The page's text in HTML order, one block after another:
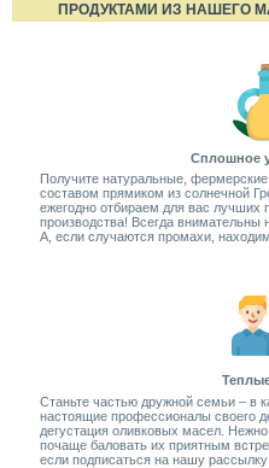
ПРОДУКТАМИ ИЗ НАШЕГО
Сплошное
Получите натуральные,
составом прямиком из солнечной
ежегодно отбираем для вас лучших
производства! Всегда внимательны
А, если случаются промахи,
Станьте частью дружной семьи – в
настоящие профессионалы своего
дегустация оливковых масел.
почаще баловать их приятным
если подписаться на нашу рассылку!